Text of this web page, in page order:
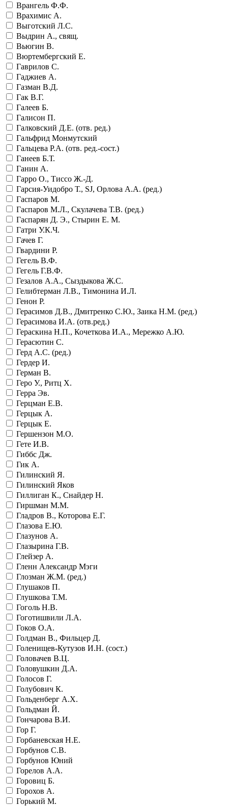
Врангель Ф.Ф.
Врахимис А.
Выготский Л.С.
Выдрин А., свящ.
Вьюгин В.
Вюртембергский Е.
Гаврилов С.
Гаджиев А.
Газман В.Д.
Гак В.Г.
Галеев Б.
Галисон П.
Галковский Д.Е. (отв. ред.)
Гальфрид Монмутский
Гальцева Р.А. (отв. ред.-сост.)
Ганеев Б.Т.
Ганин А.
Гарро О., Тиссо Ж.-Д.
Гарсия-Уидобро Т., SJ, Орлова А.А. (ред.)
Гаспаров М.
Гаспаров М.Л., Скулачева Т.В. (ред.)
Гаспарян Д. Э., Стырин Е. М.
Гатри У.К.Ч.
Гачев Г.
Гвардини Р.
Гегель В.Ф.
Гегель Г.В.Ф.
Гезалов А.А., Сыздыкова Ж.С.
Гелибтерман Л.В., Тимонина И.Л.
Генон Р.
Герасимов Д.В., Дмитренко С.Ю., Заика Н.М. (ред.)
Герасимова И.А. (отв.ред.)
Гераскина Н.П., Кочеткова И.А., Мережко А.Ю.
Герасютин С.
Герд А.С. (ред.)
Гердер И.
Герман В.
Геро У., Ритц Х.
Герра Эв.
Герцман Е.В.
Герцык А.
Герцык Е.
Гершензон М.О.
Гете И.В.
Гиббс Дж.
Гик А.
Гилинский Я.
Гилинский Яков
Гиллиган К., Снайдер Н.
Гиршман М.М.
Гладров В., Которова Е.Г.
Глазова Е.Ю.
Глазунов А.
Глазырина Г.В.
Глейзер А.
Гленн Александр Мэги
Глозман Ж.М. (ред.)
Глушаков П.
Глушкова Т.М.
Гоголь Н.В.
Гоготишвили Л.А.
Гоков О.А.
Голдман В., Фильцер Д.
Голенищев-Кутузов И.Н. (сост.)
Головачев В.Ц.
Головушкин Д.А.
Голосов Г.
Голубович К.
Гольденберг А.Х.
Гольдман Й.
Гончарова В.И.
Гор Г.
Горбаневская Н.Е.
Горбунов С.В.
Горбунов Юний
Горелов А.А.
Горовиц Б.
Горохов А.
Горький М.